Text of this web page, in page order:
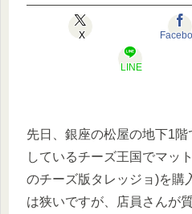
X
LINE
先日、銀座の松屋の地下1
しているチーズ王国でマッ
のチーズ版タレッジョ)を購
は狭いですが、店員さんが